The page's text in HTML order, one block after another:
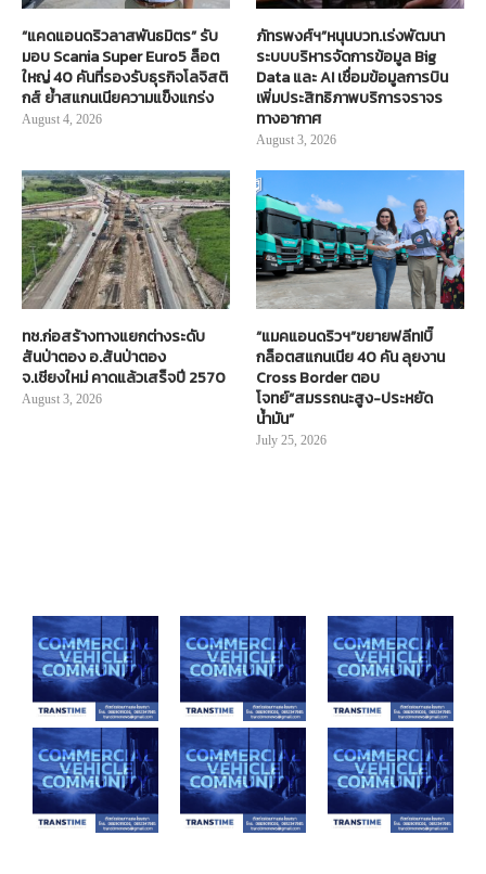
“แคดแอนดริวลาสพันธมิตร” รับ
มอบ Scania Super Euro5 ล็อต
ใหญ่ 40 คันที่รองรับธุรกิจโลจิสติ
กส์ ย้ำสแกนเนียความแข็งแกร่ง
August 4, 2026
ภัทรพงศ์ฯ”หนุนบวท.เร่งพัฒนา
ระบบบริหารจัดการข้อมูล Big
Data และ AI เชื่อมข้อมูลการบิน
เพิ่มประสิทธิภาพบริการจราจร
ทางอากาศ
August 3, 2026
ทช.ก่อสร้างทางแยกต่างระดับ
สันป่าตอง อ.สันป่าตอง
จ.เชียงใหม่ คาดแล้วเสร็จปี 2570
August 3, 2026
“แมคแอนดริวฯ”ขยายฟลีท!บิ๊
กล็อตสแกนเนีย 40 คัน ลุยงาน
Cross Border ตอบ
โจทย์“สมรรถนะสูง-ประหยัด
น้ำมัน”
July 25, 2026